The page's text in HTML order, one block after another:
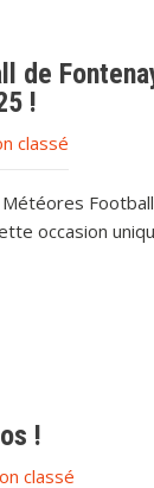
de
!
classé
occasion
!
classé